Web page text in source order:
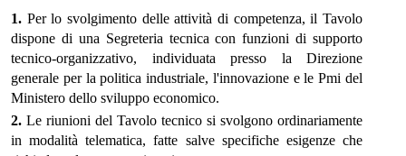
1. Per lo svolgimento delle attività di competenza, il Tavolo
dispone di una Segreteria tecnica con funzioni di supporto
tecnico-organizzativo, individuata presso la Direzione
generale per la politica industriale, l'innovazione e le Pmi del
Ministero dello sviluppo economico.
2. Le riunioni del Tavolo tecnico si svolgono ordinariamente
in modalità telematica, fatte salve specifiche esigenze che